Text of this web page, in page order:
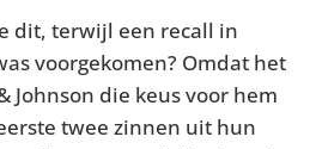
dit, terwijl een recall in
voorgekomen? Omdat het
Johnson die keus voor hem
twee zinnen uit hun